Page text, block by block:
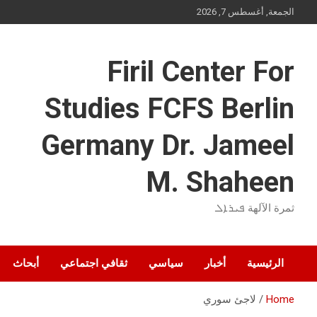
to
الجمعة, أغسطس 7, 2026
Firil Center For
Studies FCFS Berlin
Germany Dr. Jameel
M. Shaheen
ثمرة الآلهة ܦܝܪܐܠ
الرئيسية أخبار سياسي ثقافي اجتماعي أبحاث
Home لاجئ سوري